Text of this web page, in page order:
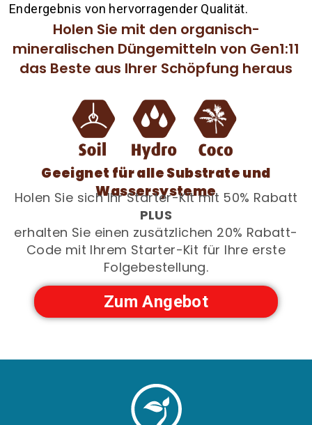
Endergebnis von hervorragender Qualität.
Holen Sie mit den organisch-
mineralischen Düngemitteln von Gen1:11
das Beste aus Ihrer Schöpfung heraus
Geeignet für alle Substrate und
Wassersysteme
Holen Sie sich Ihr Starter-Kit mit 50% Rabatt
PLUS
erhalten Sie einen zusätzlichen 20% Rabatt-
Code mit Ihrem Starter-Kit für Ihre erste
Folgebestellung.
Zum Angebot